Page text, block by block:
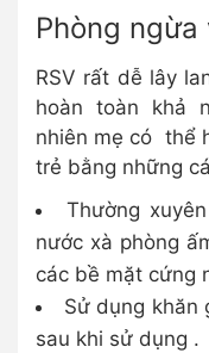
Phòng ngừa
RSV rất dễ lây
hoàn toàn khả
nhiên mẹ có thể
trẻ bằng những
Thường
nước xà phòng
các bề mặt cứng
Sử dụng khăn
sau khi sử dụng .